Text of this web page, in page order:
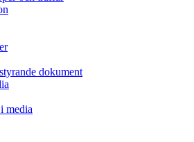
dokument
media